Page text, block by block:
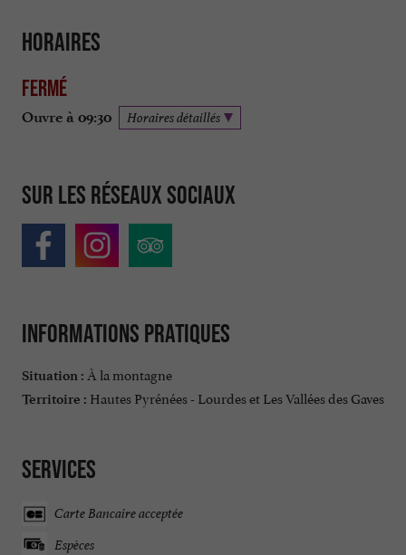
Horaires
Fermé
Ouvre à 09:30 Horaires détaillés
Sur les réseaux sociaux
Informations pratiques
Situation : À la montagne
Territoire : Hautes Pyrénées - Lourdes et Les Vallées des Gaves
Services
Carte Bancaire acceptée
Espèces